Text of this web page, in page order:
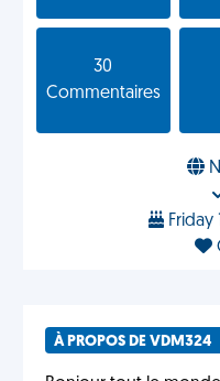
30
Commentaires
Friday
À PROPOS DE VDM324